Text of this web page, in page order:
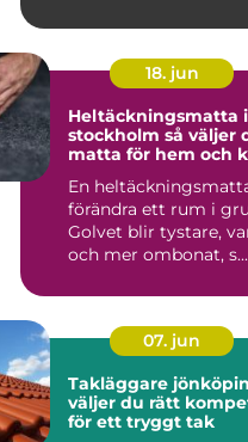
18. jun
Heltäckningsmatta i
stockholm så väljer du rätt
matta för hem och
En
förändra ett rum i
Golvet blir tystare,
och mer ombonat, s...
07. jun
Takläggare jönköping
väljer du rätt
för ett tryggt tak